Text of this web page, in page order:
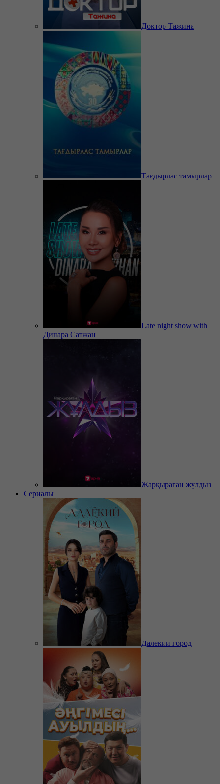
Доктор Тажина
Тағдырлас тамырлар
Late night show with
Динара Сатжан
Жарқыраған жұлдыз
Сериалы
Далёкий город